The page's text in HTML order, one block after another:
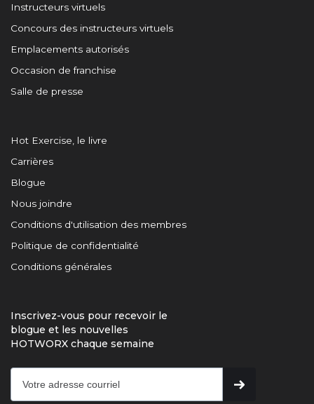
Instructeurs virtuels
Concours des instructeurs virtuels
Emplacements autorisés
Occasion de franchise
Salle de presse
Hot Exercise, le livre
Carrières
Blogue
Nous joindre
Conditions d'utilisation des membres
Politique de confidentialité
Conditions générales
Inscrivez-vous pour recevoir le
blogue et les nouvelles
HOTWORX chaque semaine